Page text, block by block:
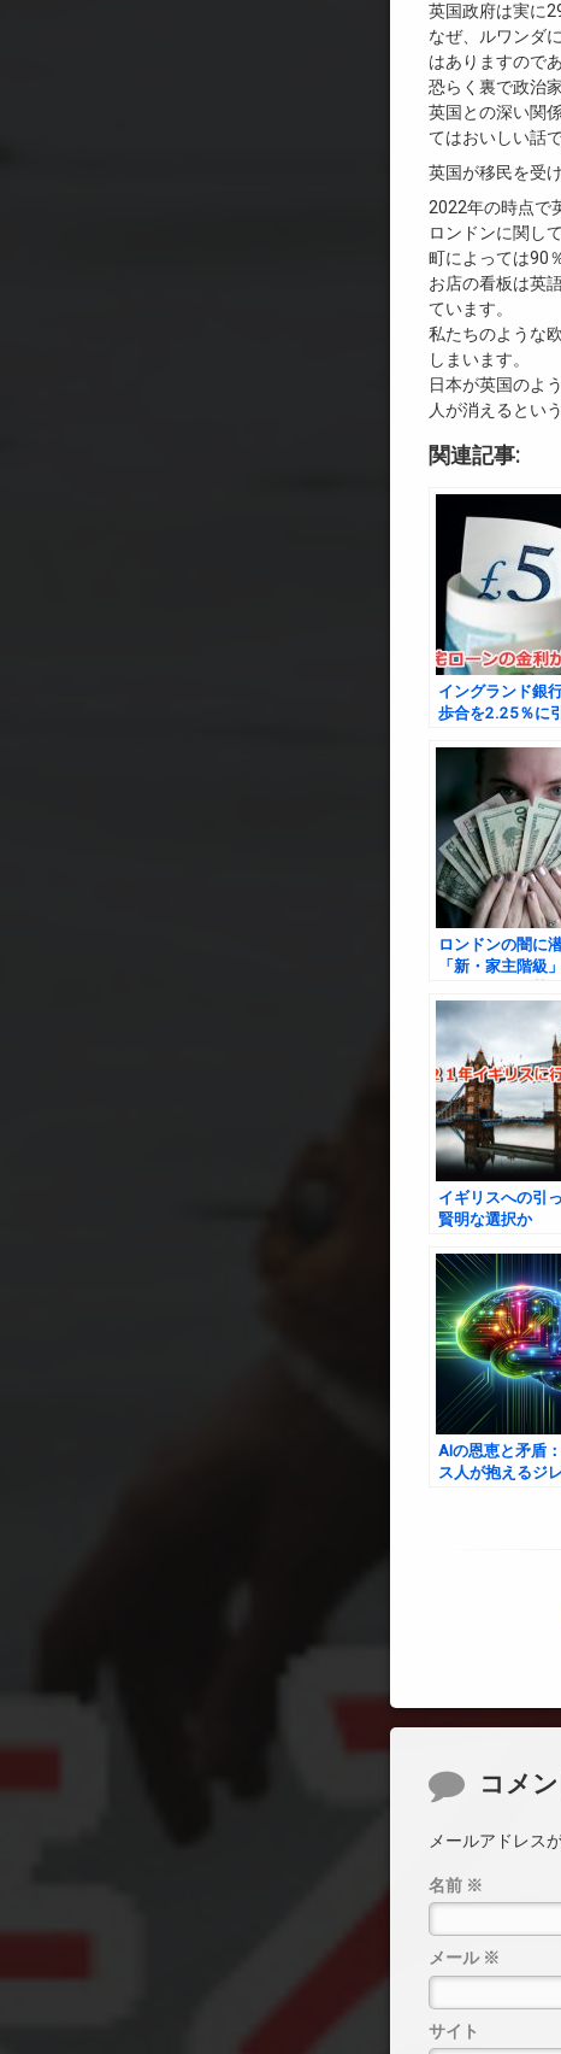
英国政府は実に
なぜ、ルワンダ
はありますので
恐らく裏で政治
英国との深い関
てはおいしい話
英国が移民を受
2022年の時点で
ロンドンに関し
町によっては90
お店の看板は英
ています。
私たちのような
しまいます。
日本が英国のよ
人が消えるとい
関連記事:
イングランド銀
歩合を2.25％に
ロンドンの闇に
「新・家主階級
コロナ後の賃貸
イギリスへの引
賢明な選択か
AIの恩恵と矛盾
ス人が抱えるジ
コメント
コメ
メールアドレス
名前 ※
メール ※
サイト